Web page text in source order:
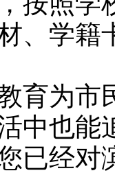
、学籍
为市
中也
已经对